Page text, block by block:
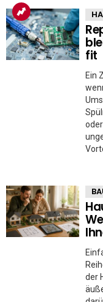
fit
Ein
der